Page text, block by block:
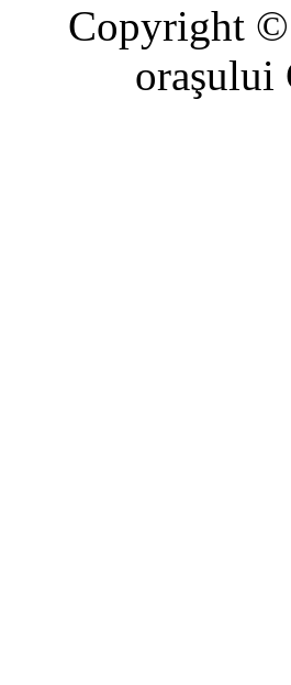
Copyright ©
oraşului